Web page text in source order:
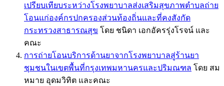
เปรียบเทียบระหว่างโรงพยาบาลส่งเสริมสุขภาพตำบลถ่าย
โอนแก่องค์กรปกครองส่วนท้องถิ่นและที่คงสังกัด
กระทรวงสาธารณสุข โดย ชนิดา เอกอัครรุ่งโรจน์ และ
คณะ
การถ่ายโอนบริการด้านยาจากโรงพยาบาลสู่ร้านยา
ชุมชนในเขตพื้นที่กรุงเทพมหานครและปริมณฑล โดย สม
หมาย อุดมวิทิต และคณะ